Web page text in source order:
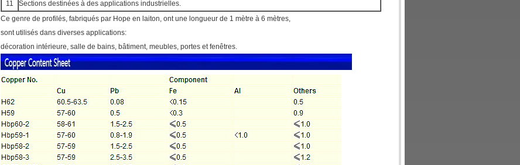
11
Sections destinées à des applications industrielles.
Ce genre de profilés, fabriqués par Hope en laiton, ont une longueur de 1 mètre à 6 mètres,
sont utilisés dans diverses applications:
décoration intérieure, salle de bains, bâtiment, meubles, portes et fenêtres.